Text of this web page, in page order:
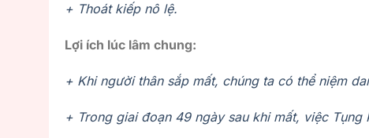
+ Thoát kiếp nô lệ.
Lợi ích lúc lâm chung:
+ Khi người thân sắp mất, chúng ta có thể niệm
+ Trong giai đoạn 49 ngày sau khi mất, việc